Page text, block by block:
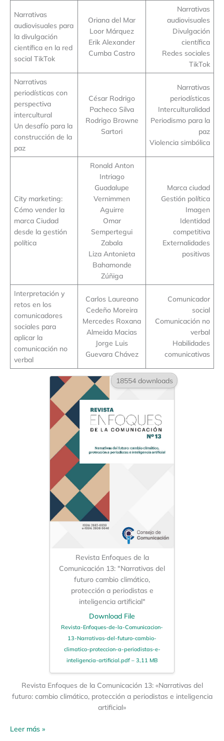
Narrativas
audiovisuales para
la divulgación
científica en la red
social TikTok
Oriana del Mar
Loor Márquez
Erik Alexander
Cumba Castro
Narrativas
audiovisuales
Divulgación
científica
Redes sociales
TikTok
Narrativas
periodísticas con
perspectiva
intercultural
Un desafío para la
construcción de la
paz
César Rodrigo
Pacheco Silva
Rodrigo Browne
Sartori
Narrativas
periodísticas
Interculturalidad
Periodismo para la
paz
Violencia simbólica
City marketing:
Cómo vender la
marca Ciudad
desde la gestión
política
Ronald Anton
Intriago
Guadalupe
Vernimmen
Aguirre
Omar
Sempertegui
Zabala
Liza Antonieta
Bahamonde
Zúñiga
Marca ciudad
Gestión política
Imagen
Identidad
competitiva
Externalidades
positivas
Interpretación y
retos en los
comunicadores
sociales para
aplicar la
comunicación no
verbal
Carlos Laureano
Cedeño Moreira
Mercedes Roxana
Almeida Macias
Jorge Luis
Guevara Chávez
Comunicador
social
Comunicación no
verbal
Habilidades
comunicativas
18554 downloads
Revista Enfoques de la
Comunicación 13: "Narrativas del
futuro cambio climático,
protección a periodistas e
inteligencia artificial"
Download File
Revista-Enfoques-de-la-Comunicacion-
13-Narrativas-del-futuro-cambio-
climatico-proteccion-a-periodistas-e-
inteligencia-artificial.pdf – 3,11 MB
Revista Enfoques de la Comunicación 13: «Narrativas del
futuro: cambio climático, protección a periodistas e inteligencia
artificial»
Leer más »